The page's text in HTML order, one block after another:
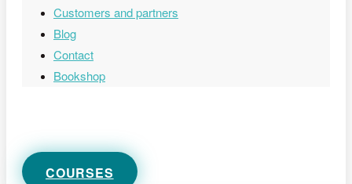
Customers and partners
Blog
Contact
Bookshop
CART
COURSES